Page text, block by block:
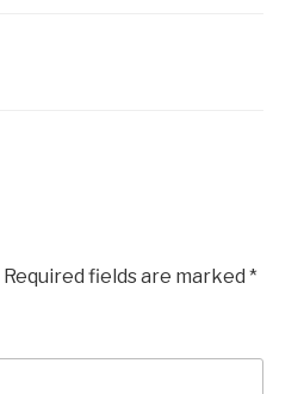
Required fields are marked *